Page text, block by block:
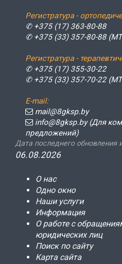
Регистратура -
✆ +375 (17) 363-80-88
✆ +375 (33) 357-80-88
Регистратура -
✆ +375 (17) 355-30-22
✆ +375 (33) 357-70-22
E-mail:
mail@8gksp.by
info@8gksp.by (Для
предложений)
Дата последнего обновления
06.08.2026
О нас
Одно окно
Наши услуги
Информация
О работе с
юридических лиц
Поиск по сайту
Карта сайта